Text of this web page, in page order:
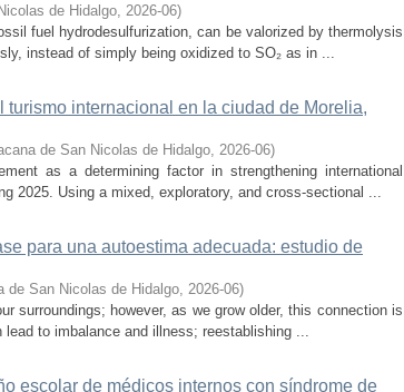
de Hidalgo, 2026-06)
fuel hydrodesulfurization, can be valorized by thermolysis
instead of simply being oxidized to SO₂ as in ...
turismo internacional en la ciudad de Morelia,
de San Nicolas de Hidalgo, 2026-06)
as a determining factor in strengthening international
2025. Using a mixed, exploratory, and cross-sectional ...
para una autoestima adecuada: estudio de
de San Nicolas de Hidalgo, 2026-06)
surroundings; however, as we grow older, this connection is
to imbalance and illness; reestablishing ...
escolar de médicos internos con síndrome de